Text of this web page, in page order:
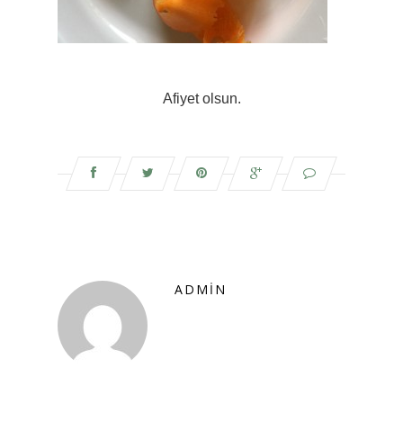
Afiyet olsun.
ADMIN